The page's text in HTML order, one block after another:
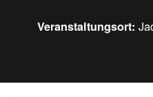
Veranstaltungsort: